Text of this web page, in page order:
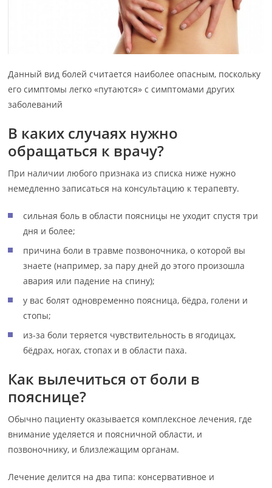
Данный вид болей считается наиболее опасным, поскольку
его симптомы легко «путаются» с симптомами других
заболеваний
В каких случаях нужно
обращаться к врачу?
При наличии любого признака из списка ниже нужно
немедленно записаться на консультацию к терапевту.
сильная боль в области поясницы не уходит спустя три
дня и более;
причина боли в травме позвоночника, о которой вы
знаете (например, за пару дней до этого произошла
авария или падение на спину);
у вас болят одновременно поясница, бёдра, голени и
стопы;
из-за боли теряется чувствительность в ягодицах,
бёдрах, ногах, стопах и в области паха.
Как вылечиться от боли в
пояснице?
Обычно пациенту оказывается комплексное лечения, где
внимание уделяется и поясничной области, и
позвоночнику, и близлежащим органам.
Лечение делится на два типа: консервативное и